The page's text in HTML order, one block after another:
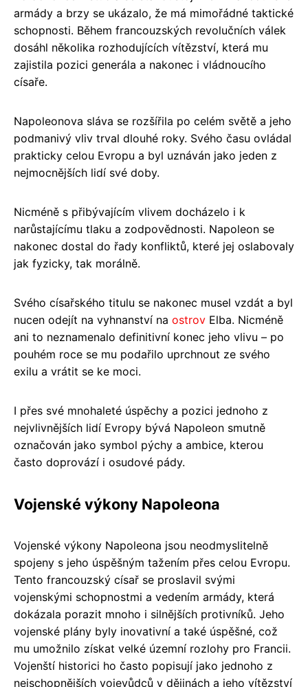
armády a brzy se ukázalo, že má mimořádné taktické
schopnosti. Během francouzských revolučních válek
dosáhl několika rozhodujících vítězství, která mu
zajistila pozici generála a nakonec i vládnoucího
císaře.
Napoleonova sláva se rozšířila po celém světě a jeho
podmanivý vliv trval dlouhé roky. Svého času ovládal
prakticky celou Evropu a byl uznáván jako jeden z
nejmocnějších lidí své doby.
Nicméně s přibývajícím vlivem docházelo i k
narůstajícímu tlaku a zodpovědnosti. Napoleon se
nakonec dostal do řady konfliktů, které jej oslabovaly
jak fyzicky, tak morálně.
Svého císařského titulu se nakonec musel vzdát a byl
nucen odejít na vyhnanství na ostrov Elba. Nicméně
ani to neznamenalo definitivní konec jeho vlivu – po
pouhém roce se mu podařilo uprchnout ze svého
exilu a vrátit se ke moci.
I přes své mnohaleté úspěchy a pozici jednoho z
nejvlivnějších lidí Evropy bývá Napoleon smutně
označován jako symbol pýchy a ambice, kterou
často doprovází i osudové pády.
Vojenské výkony Napoleona
Vojenské výkony Napoleona jsou neodmyslitelně
spojeny s jeho úspěšným tažením přes celou Evropu.
Tento francouzský císař se proslavil svými
vojenskými schopnostmi a vedením armády, která
dokázala porazit mnoho i silnějších protivníků. Jeho
vojenské plány byly inovativní a také úspěšné, což
mu umožnilo získat velké územní rozlohy pro Francii.
Vojenští historici ho často popisují jako jednoho z
nejschopnějších vojevůdců v dějinách a jeho vítězství